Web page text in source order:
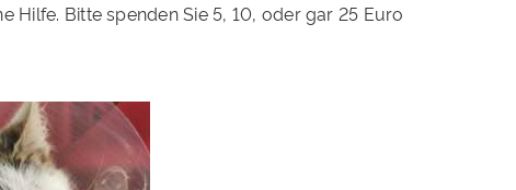
Hilfe. Bitte spenden Sie 5, 10, oder gar 25 Euro